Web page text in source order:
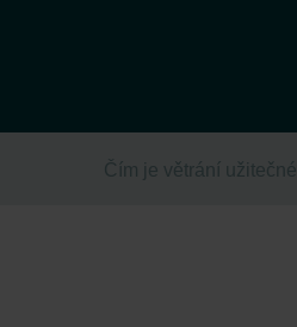
Čím je větrání užitečné